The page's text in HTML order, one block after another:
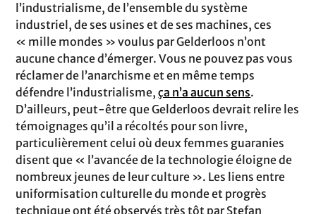
l’industrialisme, de l’ensemble du système
industriel, de ses usines et de ses machines, ces
« mille mondes » voulus par Gelderloos n’ont
aucune chance d’émerger. Vous ne pouvez pas vous
réclamer de l’anarchisme et en même temps
défendre l’industrialisme,ça n’a aucun sens.
D’ailleurs, peut-être que Gelderloos devrait relire les
témoignages qu’il a récoltés pour son livre,
particulièrement celui où deux femmes guaranies
disent que « l’avancée de la technologie éloigne de
nombreux jeunes de leur culture ». Les liens entre
uniformisation culturelle du monde et progrès
technique ont été observés très tôt par Stefan